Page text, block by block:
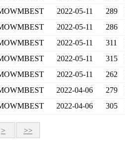
2022-05-11 289
2022-05-11 286
2022-05-11 311
2022-05-11 315
2022-05-11 262
2022-04-06 279
2022-04-06 305
> >>